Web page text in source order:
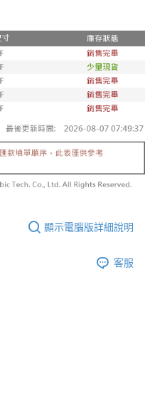
」於每月結算日後寄送繳費提
碼／台灣大直營門市／銀行轉
費。
以下簡稱本公司）所提供，讓
務，並由商店將買賣／分期付款
司帳單繳交帳款。
約關係目的，商店將以您的個人
確認、核對及更正。
可完成結帳。
。
訊中的連結，可透過四大超商／
視為交易完成。
，但若您需要取消訂單，請聯絡
仍視為有效，需透過AFTEE先享
結帳頁面顯示為準，若有關於
疑問，請聯繫「AFTEE先享後付
support/home
或監護人之同意方可使用
起之損失，本公司不負相關責
用額度並採取法律行動。
費
費
顯示電腦版詳細說明
客服